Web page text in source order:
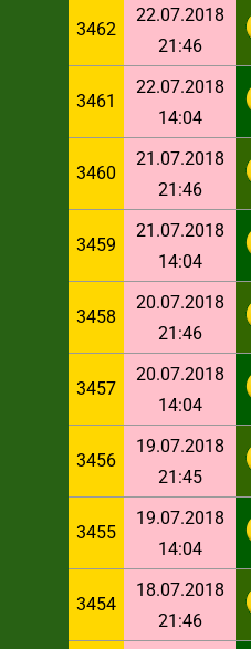
3462
22.07.2018
21:46
3461
22.07.2018
14:04
3460
21.07.2018
21:46
3459
21.07.2018
14:04
3458
20.07.2018
21:46
3457
20.07.2018
14:04
3456
19.07.2018
21:45
3455
19.07.2018
14:04
3454
18.07.2018
21:46